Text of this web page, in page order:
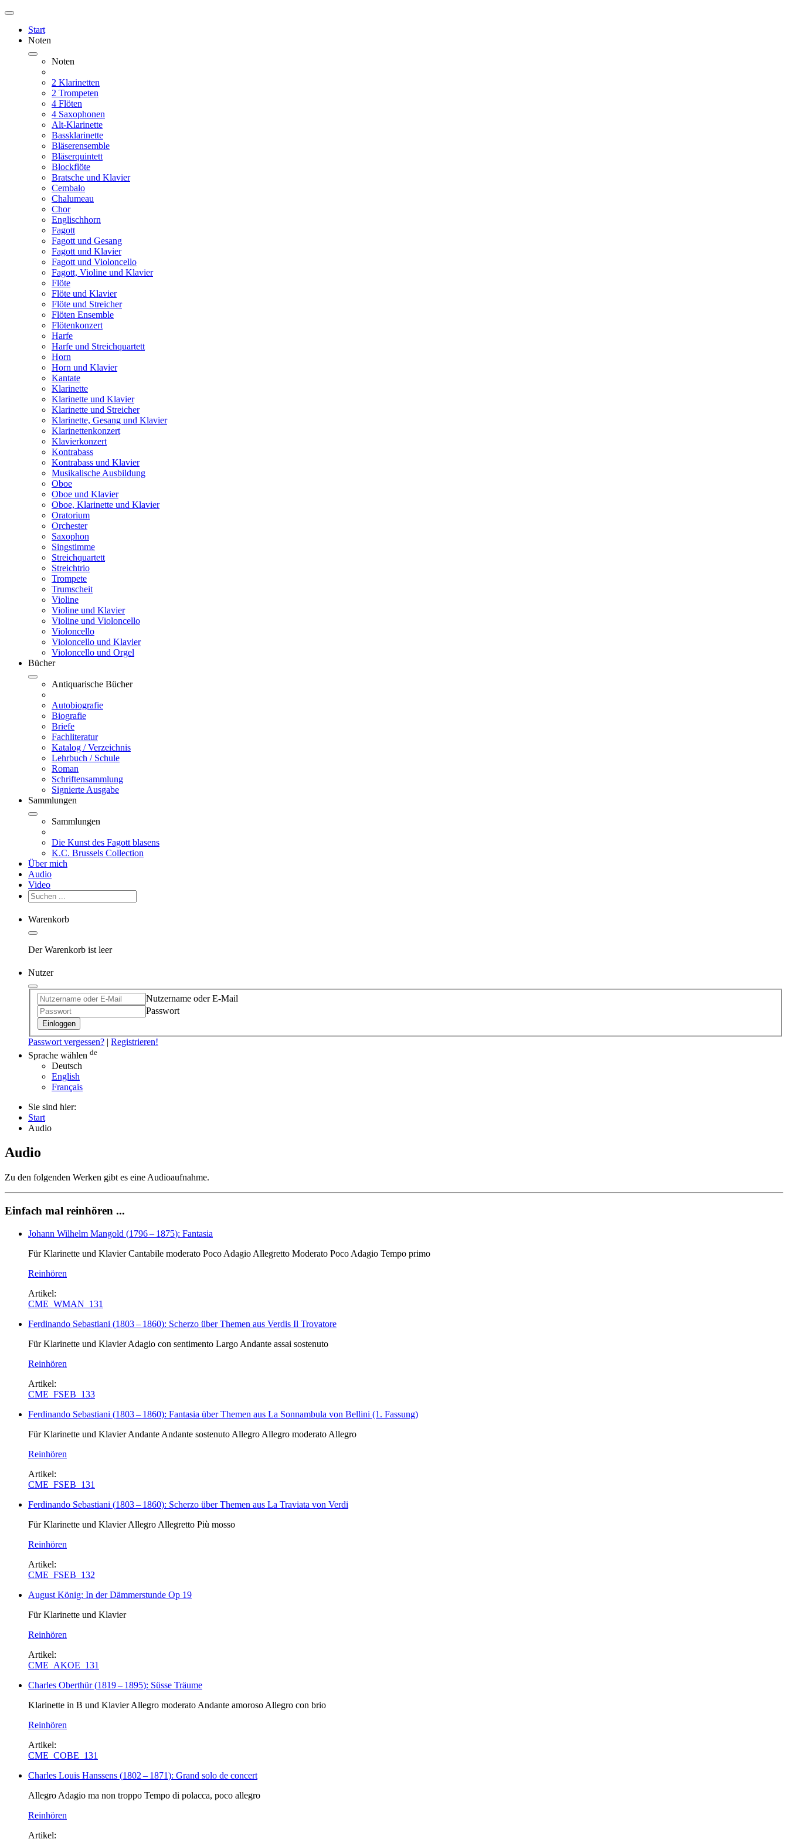
Start
Noten
Noten
2 Klarinetten
2 Trompeten
4 Flöten
4 Saxophonen
Alt-Klarinette
Bassklarinette
Bläserensemble
Bläserquintett
Blockflöte
Bratsche und Klavier
Cembalo
Chalumeau
Chor
Englischhorn
Fagott
Fagott und Gesang
Fagott und Klavier
Fagott und Violoncello
Fagott, Violine und Klavier
Flöte
Flöte und Klavier
Flöte und Streicher
Flöten Ensemble
Flötenkonzert
Harfe
Harfe und Streichquartett
Horn
Horn und Klavier
Kantate
Klarinette
Klarinette und Klavier
Klarinette und Streicher
Klarinette, Gesang und Klavier
Klarinettenkonzert
Klavierkonzert
Kontrabass
Kontrabass und Klavier
Musikalische Ausbildung
Oboe
Oboe und Klavier
Oboe, Klarinette und Klavier
Oratorium
Orchester
Saxophon
Singstimme
Streichquartett
Streichtrio
Trompete
Trumscheit
Violine
Violine und Klavier
Violine und Violoncello
Violoncello
Violoncello und Klavier
Violoncello und Orgel
Bücher
Antiquarische Bücher
Autobiografie
Biografie
Briefe
Fachliteratur
Katalog / Verzeichnis
Lehrbuch / Schule
Roman
Schriftensammlung
Signierte Ausgabe
Sammlungen
Sammlungen
Die Kunst des Fagott blasens
K.C. Brussels Collection
Über mich
Audio
Video
Warenkorb
Der Warenkorb ist leer
Nutzer
Nutzername oder E-Mail
Passwort
Einloggen
Passwort vergessen? | Registrieren!
Sprache wählen de
Deutsch
English
Français
Sie sind hier:
Start
Audio
Audio
Zu den folgenden Werken gibt es eine Audioaufnahme.
Einfach mal reinhören ...
Johann Wilhelm Mangold (1796– 1875): Fantasia
Für Klarinette und Klavier Cantabile moderato Poco Adagio Allegretto Moderato Poco Adagio Tempo primo
Reinhören
Artikel:
CME_WMAN_131
Ferdinando Sebastiani (1803– 1860): Scherzo über Themen aus Verdis Il Trovatore
Für Klarinette und Klavier Adagio con sentimento Largo Andante assai sostenuto
Reinhören
Artikel:
CME_FSEB_133
Ferdinando Sebastiani (1803– 1860): Fantasia über Themen aus La Sonnambula von Bellini (1. Fassung)
Für Klarinette und Klavier Andante Andante sostenuto Allegro Allegro moderato Allegro
Reinhören
Artikel:
CME_FSEB_131
Ferdinando Sebastiani (1803– 1860): Scherzo über Themen aus La Traviata von Verdi
Für Klarinette und Klavier Allegro Allegretto Più mosso
Reinhören
Artikel:
CME_FSEB_132
August König: In der Dämmerstunde Op 19
Für Klarinette und Klavier
Reinhören
Artikel:
CME_AKOE_131
Charles Oberthür(1819– 1895): Süsse Träume
Klarinette in B und Klavier Allegro moderato Andante amoroso Allegro con brio
Reinhören
Artikel:
CME_COBE_131
Charles Louis Hanssens (1802 – 1871): Grand solo de concert
Allegro Adagio ma non troppo Tempo di polacca, poco allegro
Reinhören
Artikel: